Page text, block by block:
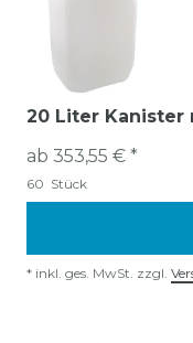
20 Liter Kanister
ab 353,55 € *
60 Stück
* inkl. ges. MwSt. zzgl.